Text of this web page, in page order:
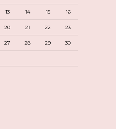
13 14 15 16
20 21 22 23
27 28 29 30